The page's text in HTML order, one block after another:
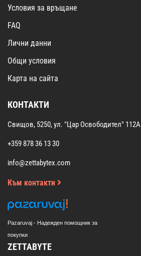
Условия за връщане
FAQ
Лични данни
Общи условия
Карта на сайта
КОНТАКТИ
Свищов, 5250, ул. "Цар Освободител" 112А
+359 878 36 13 30
info@zettabytex.com
Към контакти
Pazaruvaj - Надежден помощник за
покупки
ZETTABYTE